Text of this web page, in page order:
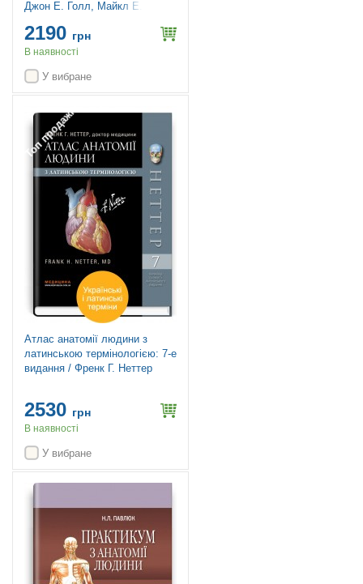
Джон Е. Голл, Майкл Е. Голл
2190 грн
В наявності
У вибране
Топ продажів
Атлас анатомії людини з
латинською термінологією: 7-е
видання / Френк Г. Неттер
2530 грн
В наявності
У вибране